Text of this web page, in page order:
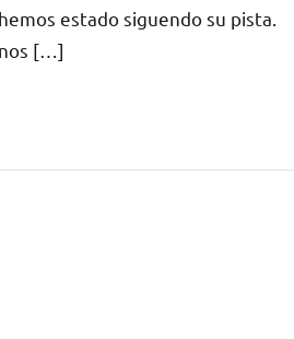
estado siguendo su pista.
[…]